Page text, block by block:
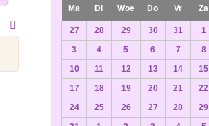
Ma Di Woe Do Vr Za
27 28 29 30 31 1
3
4 5 6 7 8
10
11 12 13 14 15
17
18 19 20 21 22
24
25 26 27 28 29